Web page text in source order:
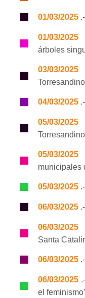
01/03/2025
01/03/
árboles
03/03/
Torresandino
04/03/2025
05/03/2025
Torresandino
05/03/
municipales
05/03/2025
06/03/2025
06/03/2025
Santa
06/03/2025
06/03/2025
el